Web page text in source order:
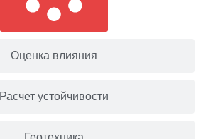
Оценка влияния
Расчет устойчивости